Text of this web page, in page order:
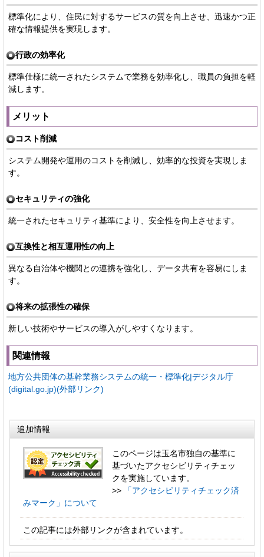
標準化により、住民に対するサービスの質を向上させ、迅速かつ正
確な情報提供を実現します。
行政の効率化
標準仕様に統一されたシステムで業務を効率化し、職員の負担を軽
減します。
メリット
コスト削減
システム開発や運用のコストを削減し、効率的な投資を実現しま
す。
セキュリティの強化
統一されたセキュリティ基準により、安全性を向上させます。
互換性と相互運用性の向上
異なる自治体や機関との連携を強化し、データ共有を容易にしま
す。
将来の拡張性の確保
新しい技術やサービスの導入がしやすくなります。
関連情報
地方公共団体の基幹業務システムの統一・標準化|デジタル庁
(digital.go.jp)(外部リンク)
追加情報
このページは玉名市独自の基準に
基づいたアクセシビリティチェッ
クを実施しています。
>>
「アクセシビリティチェック済
みマーク」について
この記事には外部リンクが含まれています。